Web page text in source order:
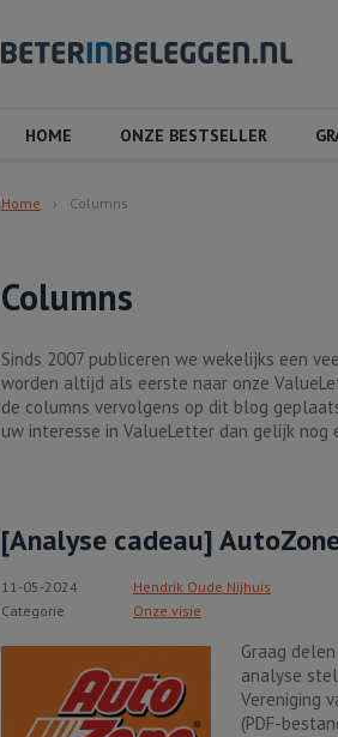
HOME ONZE BESTSELLER
Home Columns
Columns
Sinds 2007 publiceren we wekelijks een
worden altijd als eerste naar onze
de columns vervolgens op dit blog
uw interesse in ValueLetter dan gelijk
[Analyse cadeau]
11-05-2024
Hendrik Oude Nijhuis
Categorie
Onze visie
Graag
analyse
Vereniging
(PDF-